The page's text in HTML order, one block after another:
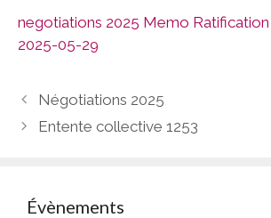
negotiations 2025 Memo Ratification
2025-05-29
Négotiations 2025
Entente collective 1253
Évènements